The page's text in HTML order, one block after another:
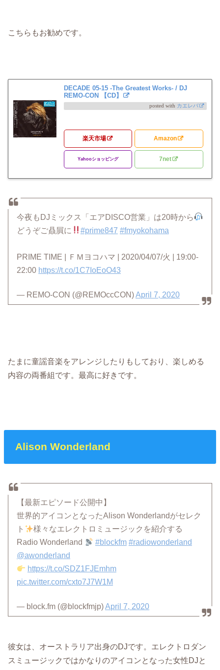
こちらもお勧めです。
DECADE 05-15 -The Greatest Works- / DJ
REMO-CON 【CD】
posted with カエレバ
楽天市場 Amazon
Yahooショッピング 7net
今夜もDJミックス「エアDISCO営業」は20時から
どうぞご贔屓に
#prime847 #fmyokohama
PRIME TIME | ＦＭヨコハマ | 2020/04/07/火 | 19:00-
22:00 https://t.co/1C7IoEoO43
— REMO-CON (@REMOccCON)April 7, 2020
たまに童謡音楽をアレンジしたりもしており、楽しめる
内容の両番組です。最高に好きです。
Alison Wonderland
【最新エピソード公開中】
世界的アイコンとなったAlison Wonderlandがセレク
ト
様々なエレクトロミュージックを紹介する
Radio Wonderland
#blockfm #radiowonderland
@awonderland
https://t.co/SDZ1FJEmhm
pic.twitter.com/cxto7J7W1M
— block.fm (@blockfmjp)April 7, 2020
彼女は、オーストラリア出身のDJです。エレクトロダン
スミュージックではかなりのアイコンとなった女性DJと